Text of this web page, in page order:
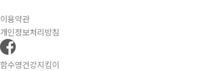
이용약관
개인정보처리방침
함수영건강지킴이